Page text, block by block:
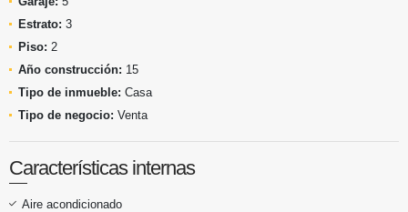
Estrato: 3
Piso: 2
Año construcción: 15
Tipo de inmueble: Casa
Tipo de negocio: Venta
Características internas
Aire acondicionado